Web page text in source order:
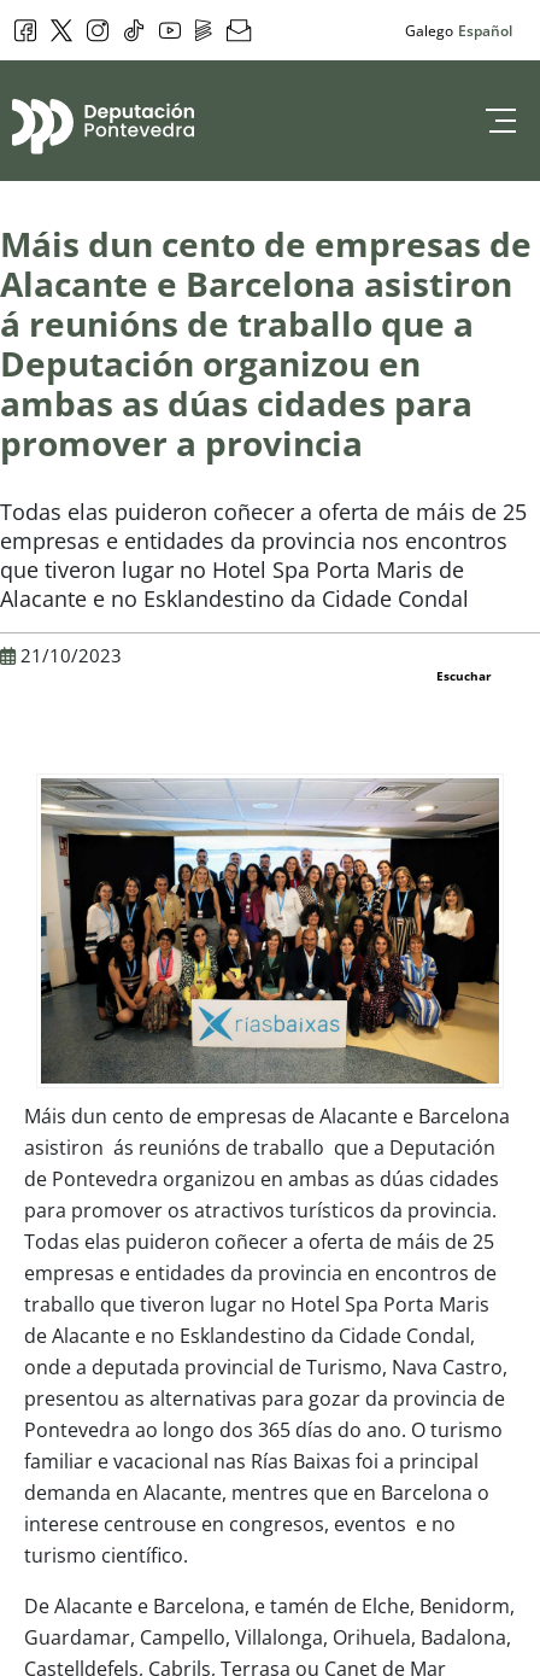
Facebook
Twitter
Instagram
Tik TokYouTube
DepoPlayNewsletter Galego Español
Deputación de
Máis dun cento de empresas de
Alacante e Barcelona asistiron
á reunións de traballo que a
Deputación organizou en
ambas as dúas cidades para
promover a provincia
Todas elas puideron coñecer a oferta de máis de 25
empresas e entidades da provincia nos encontros
que tiveron lugar no Hotel Spa Porta Maris de
Alacante e no Esklandestino da Cidade Condal
21/10/2023
Escuchar
Máis dun cento de empresas de Alacante e Barcelona
asistiron ás reunións de traballo que a Deputación
de Pontevedra organizou en ambas as dúas cidades
para promover os atractivos turísticos da provincia.
Todas elas puideron coñecer a oferta de máis de 25
empresas e entidades da provincia en encontros de
traballo que tiveron lugar no Hotel Spa Porta Maris
de Alacante e no Esklandestino da Cidade Condal,
onde a deputada provincial de Turismo, Nava Castro,
presentou as alternativas para gozar da provincia de
Pontevedra ao longo dos 365 días do ano. O turismo
familiar e vacacional nas Rías Baixas foi a principal
demanda en Alacante, mentres que en Barcelona o
interese centrouse en congresos, eventos e no
turismo científico.
De Alacante e Barcelona, e tamén de Elche, Benidorm,
Guardamar, Campello, Villalonga, Orihuela, Badalona,
Castelldefels, Cabrils, Terrasa ou Canet de Mar